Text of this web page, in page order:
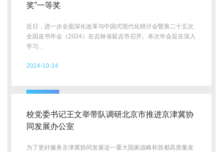
奖”一等奖
近日，进一步全面深化改革与中国式现代化研讨会暨第二十五次
全国皮书年会（2024）在吉林省延吉市召开。本次年会旨在深入
学习...
2024-10-14
校党委书记王文举带队调研北京市推进京津冀协
同发展办公室
为了更好服务京津冀协同发展这一重大国家战略和首都高质量发